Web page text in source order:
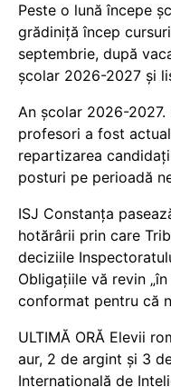
Peste o lună începe
grădiniță încep
septembrie, după
școlar 2026-2027 și
An școlar 2026-
profesori a fost
repartizarea
posturi pe perioadă
ISJ Constanța
hotărârii prin care
deciziile
Obligațiile vă revin
conformat pentru că
ULTIMĂ ORĂ Elevii
aur, 2 de argint și 3
Internațională de